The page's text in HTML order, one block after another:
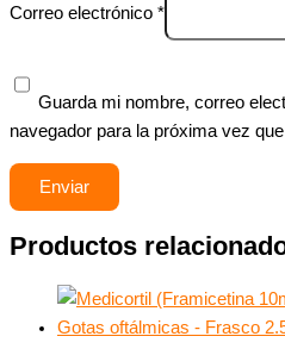
Correo electrónico *
Guarda mi nombre, correo
navegador para la próxima vez
Productos